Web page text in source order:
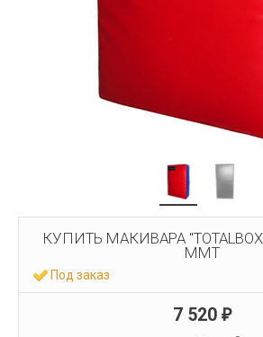
КУПИТЬ МАКИВАРА
ММТ
Под заказ
7 520 ₽